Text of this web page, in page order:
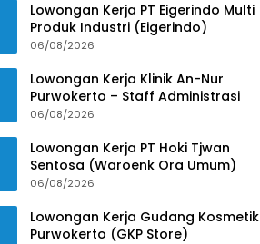
Lowongan Kerja PT Eigerindo Multi
Produk Industri (Eigerindo)
06/08/2026
Lowongan Kerja Klinik An-Nur
Purwokerto – Staff Administrasi
06/08/2026
Lowongan Kerja PT Hoki Tjwan
Sentosa (Waroenk Ora Umum)
06/08/2026
Lowongan Kerja Gudang Kosmetik
Purwokerto (GKP Store)